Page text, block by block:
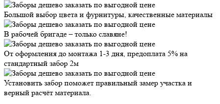
Большой выбор цвета и фурнитуры, качественные материалы
В рабочей бригаде – только славяне!
От оформления до монтажа 1-3 дня, предоплата 5% на
стандартный забор 2м
Установить забор поможет правильный замер участка и
верный расчёт материала.